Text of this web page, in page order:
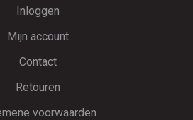
Inloggen
Mijn account
Contact
Retouren
voorwaarden